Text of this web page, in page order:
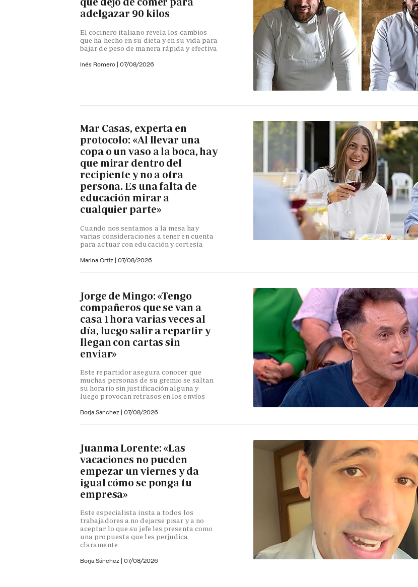
adelgazar 90 kilos
El cocinero italiano revela los cambios
que ha hecho en su dieta y en su vida para
bajar de peso de manera rápida y efectiva
Inés Romero | 07/08/2026
Mar Casas, experta en
protocolo: «Al llevar una
copa o un vaso a la boca, hay
que mirar dentro del
recipiente y no a otra
persona. Es una falta de
educación mirar a
cualquier parte»
Cuando nos sentamos a la mesa hay
varias consideraciones a tener en cuenta
para actuar con educación y cortesía
Marina Ortiz | 07/08/2026
Jorge de Mingo: «Tengo
compañeros que se van a
casa 1 hora varias veces al
día, luego salir a repartir y
llegan con cartas sin
enviar»
Este repartidor asegura conocer que
muchas personas de su gremio se saltan
su horario sin justificación alguna y
luego provocan retrasos en los envíos
Borja Sánchez | 07/08/2026
Juanma Lorente: «Las
vacaciones no pueden
empezar un viernes y da
igual cómo se ponga tu
empresa»
Este especialista insta a todos los
trabajadores a no dejarse pisar y a no
aceptar lo que su jefe les presenta como
una propuesta que les perjudica
claramente
Borja Sánchez | 07/08/2026